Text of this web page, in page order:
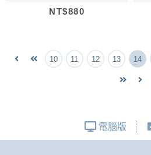
NT$880
10 11 12 13 14
電腦版